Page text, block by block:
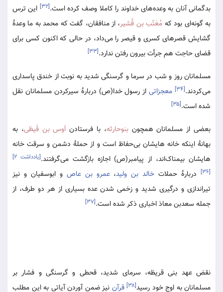
بدگمانی آنان به وعده‌های خداوند را کاملا وصف کرده است.[۳۲]
این ترس
به گونه‌ای بود که مُعَتّب بن قُشیر، از منافقان، گفت که محمد به ما وعدۀ
گشایش قصرهای کسری و قیصر را می‌داد، در حالی که اکنون کسی برای
قضای حاجت هم جرأت بیرون رفتن ندارد.[۳۳]
مسلمانان روز و شب در سرما و گرسنگی شدید به نوبت از خندق پاسداری
می‌کردند.[۳۴] معجزاتیاز رسول خدا(ص) دربارۀ سیرکردن مسلمانان نقل
شده است.[۳۵]
بعضی از مسلمانان همچونبنوحارثه، با فرستادن اَوس بن قَیظی، به
بهانۀ اینکه خانه هایشان بی‌حفاظ است و از حملۀ دشمن و سرقت خانه
هایشان بیمناک‌اند، از پیامبر(ص) اجازه بازگشت می‌گرفتند.[یادداشت ۲]
[۳۶]
دربارۀ حملات خالد بن ولید،عمرو بن عاص و ابوسفیان و نیز
تیراندازی و درگیری شدید و زخمی شدن عده بسیاری از هر دو طرف، از
جمله سعدبن معاذ اخباری ذکر شده است.[۳۷]
نقض عهد بنی قریظه، سرمای شدید، قحطی و گرسنگی و فشار بر
مسلمانان به اوج خود رسید[۳۸] قرآن نیز ضمن آوردن آیاتی به این مطلب